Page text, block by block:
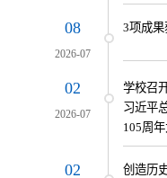
08
2026-07
3项成
02
2026-07
学校召
习近平
105周
02
创造历